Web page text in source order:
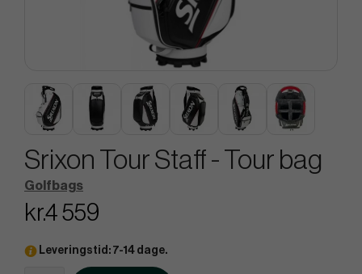
Srixon Tour Staff - Tour bag
Golfbags
kr.4 559
Leveringstid: 7-14 dage.